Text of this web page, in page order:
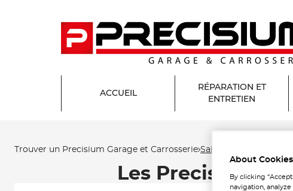
ACCUEIL
RÉPARATION ET
ENTRETIEN
Trouver un Precisium Garage et Carrosserie Saint-Paul-lès-Dax
Les Precisium
About Cookies
By clicking
navigation,